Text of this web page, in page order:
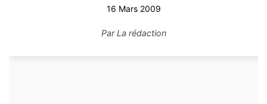
16 Mars 2009
ParLa rédaction